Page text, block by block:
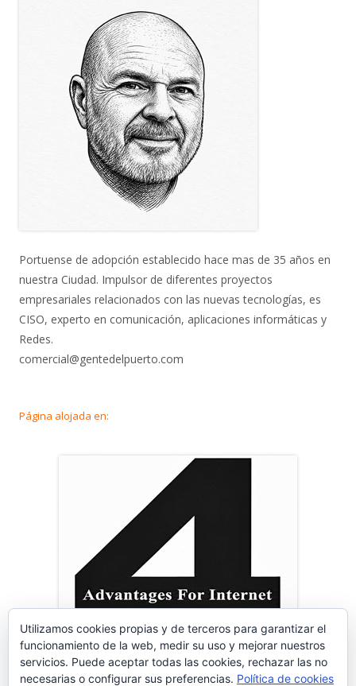
Portuense de adopción establecido hace mas de 35 años en
nuestra Ciudad. Impulsor de diferentes proyectos
empresariales relacionados con las nuevas tecnologías, es
CISO, experto en comunicación, aplicaciones informáticas y
Redes.
comercial@gentedelpuerto.com
Página alojada en:
Utilizamos cookies propias y de terceros para garantizar el
funcionamiento de la web, medir su uso y mejorar nuestros
servicios. Puede aceptar todas las cookies, rechazar las no
necesarias o configurar sus preferencias. Política de cookies